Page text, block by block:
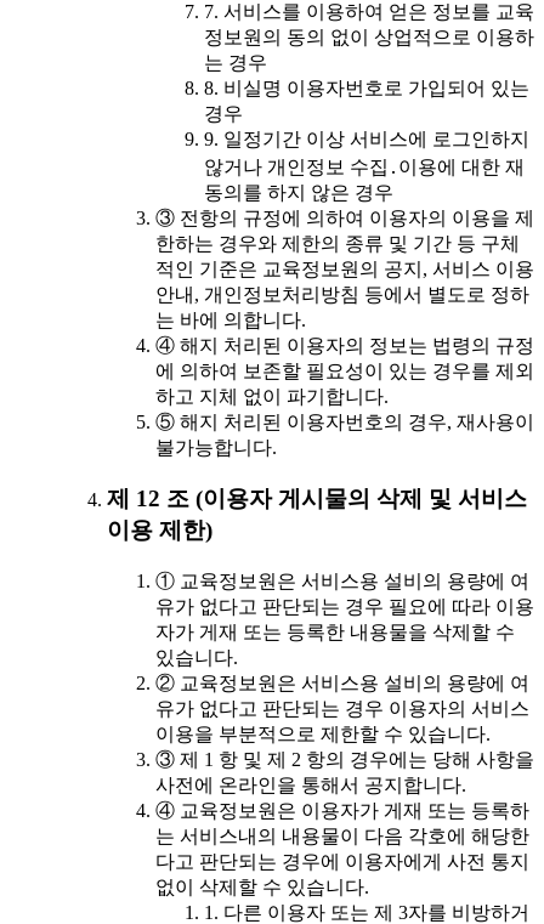
7. 서비스를 이용하여 얻은 정보를 교육
정보원의 동의 없이 상업적으로 이용하
는 경우
8. 비실명 이용자번호로 가입되어 있는
경우
9. 일정기간 이상 서비스에 로그인하지
않거나 개인정보 수집․이용에 대한 재
동의를 하지 않은 경우
③ 전항의 규정에 의하여 이용자의 이용을 제
한하는 경우와 제한의 종류 및 기간 등 구체
적인 기준은 교육정보원의 공지, 서비스 이용
안내, 개인정보처리방침 등에서 별도로 정하
는 바에 의합니다.
④ 해지 처리된 이용자의 정보는 법령의 규정
에 의하여 보존할 필요성이 있는 경우를 제외
하고 지체 없이 파기합니다.
⑤ 해지 처리된 이용자번호의 경우, 재사용이
불가능합니다.
제 12 조 (이용자 게시물의 삭제 및 서비스
이용 제한)
① 교육정보원은 서비스용 설비의 용량에 여
유가 없다고 판단되는 경우 필요에 따라 이용
자가 게재 또는 등록한 내용물을 삭제할 수
있습니다.
② 교육정보원은 서비스용 설비의 용량에 여
유가 없다고 판단되는 경우 이용자의 서비스
이용을 부분적으로 제한할 수 있습니다.
③ 제 1 항 및 제 2 항의 경우에는 당해 사항을
사전에 온라인을 통해서 공지합니다.
④ 교육정보원은 이용자가 게재 또는 등록하
는 서비스내의 내용물이 다음 각호에 해당한
다고 판단되는 경우에 이용자에게 사전 통지
없이 삭제할 수 있습니다.
1. 다른 이용자 또는 제 3자를 비방하거